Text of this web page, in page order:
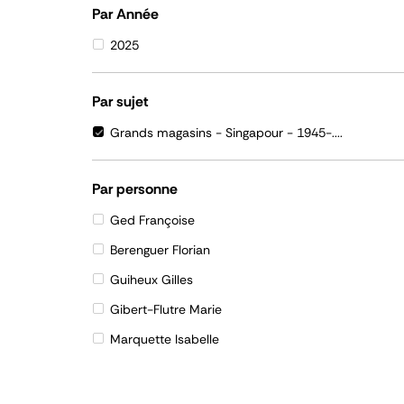
Par Année
2025
Par sujet
Grands magasins - Singapour - 1945-....
Par personne
Ged Françoise
Berenguer Florian
Guiheux Gilles
Gibert-Flutre Marie
Marquette Isabelle